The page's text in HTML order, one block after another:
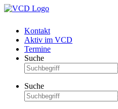
Kontakt
Aktiv im VCD
Termine
Suche
Suche